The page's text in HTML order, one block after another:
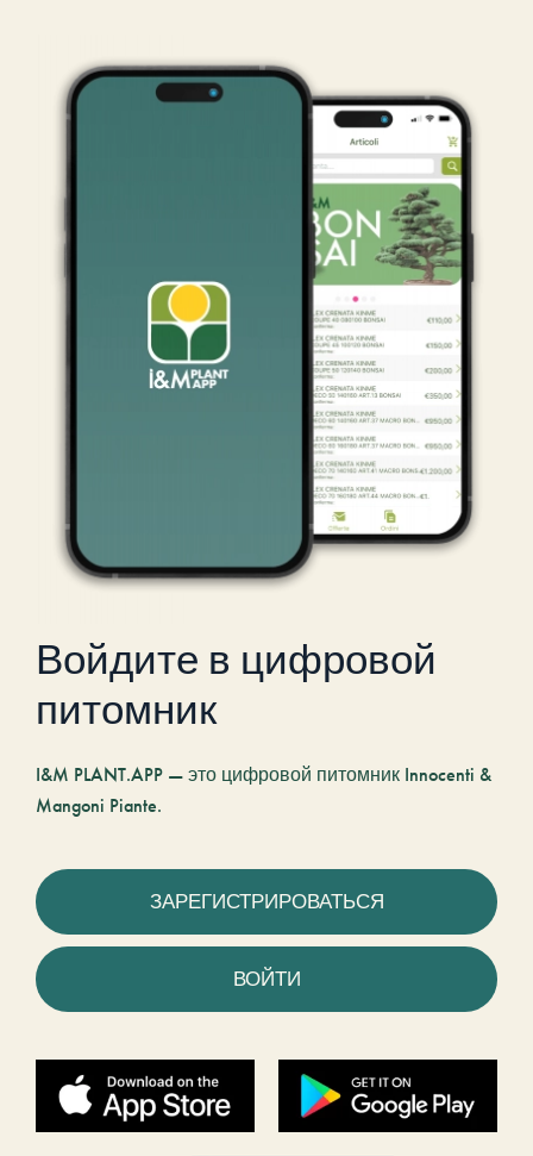
Войдите в цифровой
питомник
I&M PLANT.APP — это цифровой питомник Innocenti &
Mangoni Piante.
ЗАРЕГИСТРИРОВАТЬСЯ
ВОЙТИ